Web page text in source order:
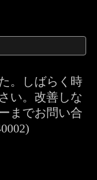
。しばらく時
い。改善しな
までお問い合